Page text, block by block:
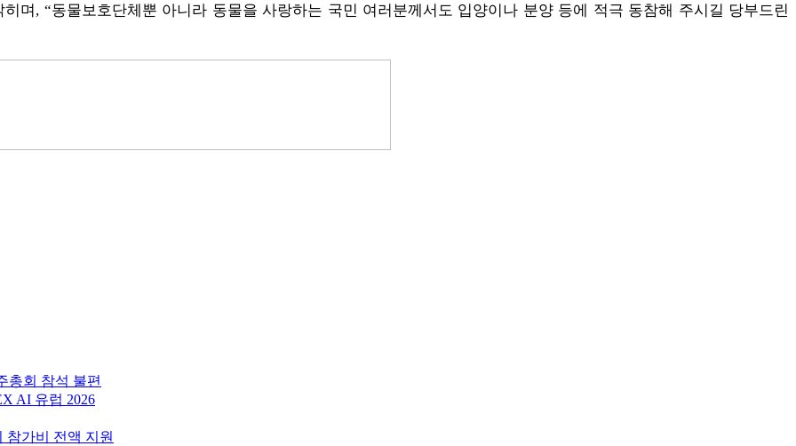
며, “동물보호단체뿐 아니라 동물을 사랑하는 국민 여러분께서도 입양이나 분양 등에 적극 동참해 주시길 당부드린
총회 참석 불편
AI 유럽 2026
가비 전액 지원